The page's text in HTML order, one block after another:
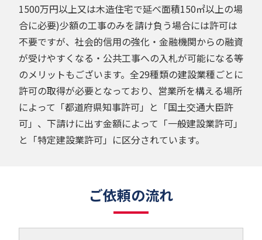
1500万円以上又は木造住宅で延べ面積150㎡以上の場
合に必要)少額の工事のみを請け負う場合には許可は
不要ですが、社会的信用の強化・金融機関からの融資
が受けやすくなる・公共工事への入札が可能になる等
のメリットもございます。全29種類の建設業種ごとに
許可の取得が必要となっており、営業所を構える場所
によって「都道府県知事許可」と「国土交通大臣許
可」、下請けに出す金額によって「一般建設業許可」
と「特定建設業許可」に区分されています。
ご依頼の流れ